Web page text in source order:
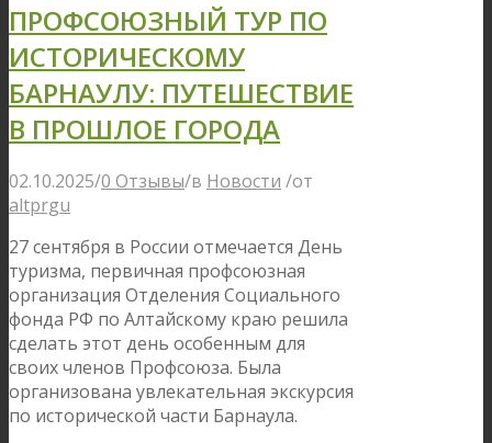
ПРОФСОЮЗНЫЙ ТУР ПО
ИСТОРИЧЕСКОМУ
БАРНАУЛУ: ПУТЕШЕСТВИЕ
В ПРОШЛОЕ ГОРОДА
02.10.2025/0 Отзывы/в Новости /от
altprgu
27 сентября в России отмечается День
туризма, первичная профсоюзная
организация Отделения Социального
фонда РФ по Алтайскому краю решила
сделать этот день особенным для
своих членов Профсоюза. Была
организована увлекательная экскурсия
по исторической части Барнаула.